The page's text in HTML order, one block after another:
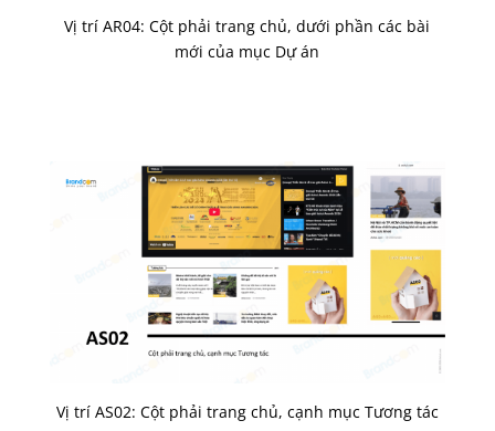
Vị trí AR04: Cột phải trang chủ, dưới phần các bài
mới của mục Dự án
Vị trí AS02: Cột phải trang chủ, cạnh mục Tương tác